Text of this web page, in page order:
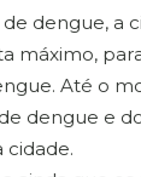
dengue, a
máximo,
Até o
dengue e
cidade.